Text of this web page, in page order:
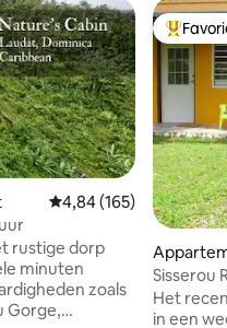
Gemiddelde
4,84 (165)
rustige dorp
minuten
zoals
Gorge,
Sisserou
Het
in een